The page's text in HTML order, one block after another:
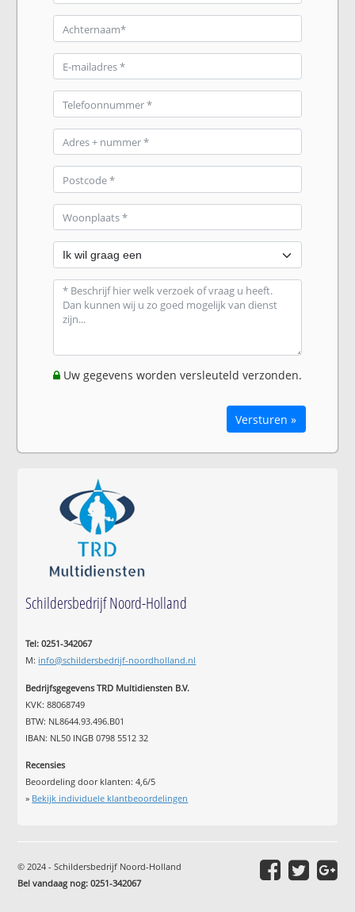
Uw gegevens worden versleuteld verzonden.
Versturen »
Schildersbedrijf Noord-Holland
Tel: 0251-342067
M: info@schildersbedrijf-noordholland.nl
Bedrijfsgegevens TRD Multidiensten B.V.
KVK: 88068749
BTW: NL8644.93.496.B01
IBAN: NL50 INGB 0798 5512 32
Recensies
Beoordeling door klanten:4,6/5
» Bekijk individuele klantbeoordelingen
© 2024 - Schildersbedrijf Noord-Holland
Bel vandaag nog: 0251-342067